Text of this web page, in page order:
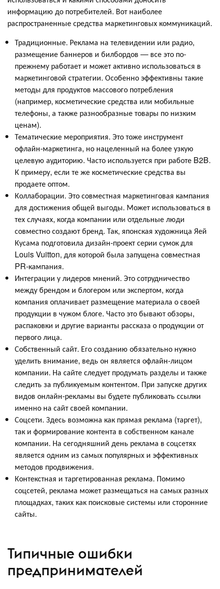
информацию до потребителей. Вот наиболее
распространенные средства маркетинговых коммуникаций.
Традиционные. Реклама на телевидении или радио,
размещение баннеров и билбордов — все это по-
прежнему работает и может активно использоваться в
маркетинговой стратегии. Особенно эффективны такие
методы для продуктов массового потребления
(например, косметические средства или мобильные
телефоны, а также разнообразные товары по низким
ценам).
Тематические мероприятия. Это тоже инструмент
офлайн-маркетинга, но нацеленный на более узкую
целевую аудиторию. Часто используется при работе B2B.
К примеру, если те же косметические средства вы
продаете оптом.
Коллаборации. Это совместная маркетинговая кампания
для достижения общей выгоды. Может использоваться в
тех случаях, когда компании или отдельные люди
совместно создают бренд. Так, японская художница Яей
Кусама подготовила дизайн-проект серии сумок для
Louis Vuitton, для которой была запущена совместная
PR-кампания.
Интеграции у лидеров мнений. Это сотрудничество
между брендом и блогером или экспертом, когда
компания оплачивает размещение материала о своей
продукции в чужом блоге. Часто это бывают обзоры,
распаковки и другие варианты рассказа о продукции от
первого лица.
Собственный сайт. Его созданию обязательно нужно
уделить внимание, ведь он является офлайн-лицом
компании. На сайте следует продумать разделы и также
следить за публикуемым контентом. При запуске других
видов онлайн-рекламы вы будете публиковать ссылки
именно на сайт своей компании.
Соцсети. Здесь возможна как прямая реклама (таргет),
так и формирование контента в собственном канале
компании. На сегодняшний день реклама в соцсетях
является одним из самых популярных и эффективных
методов продвижения.
Контекстная и таргетированная реклама. Помимо
соцсетей, реклама может размещаться на самых разных
площадках, таких как поисковые системы или сторонние
сайты.
Типичные ошибки
предпринимателей